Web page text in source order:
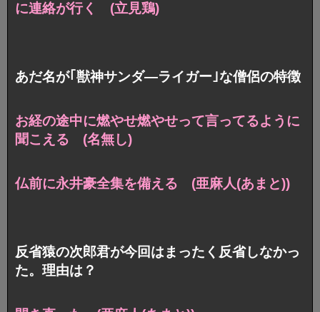
に連絡が行く (立見鶏)
あだ名が｢獣神サンダ―ライガー｣な僧侶の特徴
お経の途中に燃やせ燃やせって言ってるように
聞こえる (名無し)
仏前に永井豪全集を備える (亜麻人(あまと))
反省猿の次郎君が今回はまったく反省しなかっ
た。理由は？